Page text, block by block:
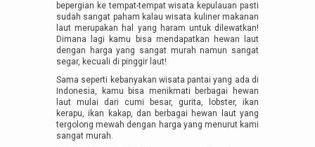
bepergian ke tempat-tempat wisata kepulauan pasti
sudah sangat paham kalau wisata kuliner makanan
laut merupakan hal yang haram untuk dilewatkan!
Dimana lagi kamu bisa mendapatkan hewan laut
dengan harga yang sangat murah namun sangat
segar, kecuali di pinggir laut!
Sama seperti kebanyakan wisata pantai yang ada di
Indonesia, kamu bisa menikmati berbagai hewan
laut mulai dari cumi besar, gurita, lobster, ikan
kerapu, ikan kakap, dan berbagai hewan laut yang
tergolong mewah dengan harga yang menurut kami
sangat murah.